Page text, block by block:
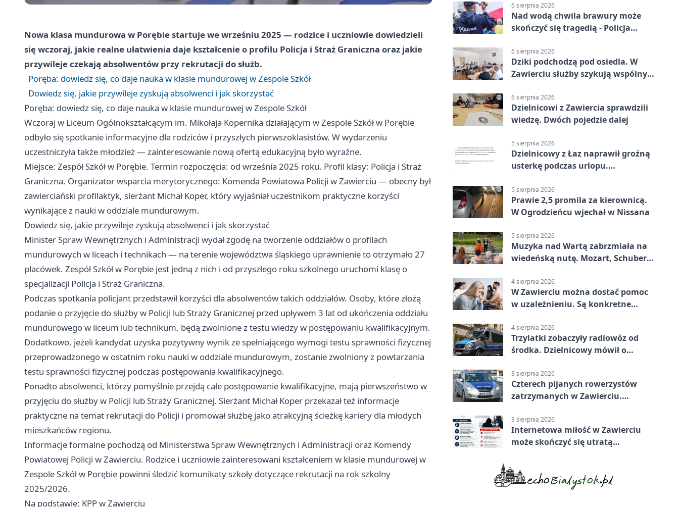
Nowa klasa mundurowa w Porębie startuje we wrześniu 2025 — rodzice i uczniowie dowiedzieli
się wczoraj, jakie realne ułatwienia daje kształcenie o profilu Policja i Straż Graniczna oraz jakie
przywileje czekają absolwentów przy rekrutacji do służb.
Poręba: dowiedz się, co daje nauka w klasie mundurowej w Zespole Szkół
Dowiedz się, jakie przywileje zyskują absolwenci i jak skorzystać
Poręba: dowiedz się, co daje nauka w klasie mundurowej w Zespole Szkół
Wczoraj w Liceum Ogólnokształcącym im. Mikołaja Kopernika działającym w Zespole Szkół w Porębie
odbyło się spotkanie informacyjne dla rodziców i przyszłych pierwszoklasistów. W wydarzeniu
uczestniczyła także młodzież — zainteresowanie nową ofertą edukacyjną było wyraźne.
Miejsce: Zespół Szkół w Porębie. Termin rozpoczęcia: od września 2025 roku. Profil klasy: Policja i Straż
Graniczna. Organizator wsparcia merytorycznego: Komenda Powiatowa Policji w Zawierciu — obecny był
zawierciański profilaktyk, sierżant Michał Koper, który wyjaśniał uczestnikom praktyczne korzyści
wynikające z nauki w oddziale mundurowym.
Dowiedz się, jakie przywileje zyskują absolwenci i jak skorzystać
Minister Spraw Wewnętrznych i Administracji wydał zgodę na tworzenie oddziałów o profilach
mundurowych w liceach i technikach — na terenie województwa śląskiego uprawnienie to otrzymało 27
placówek. Zespół Szkół w Porębie jest jedną z nich i od przyszłego roku szkolnego uruchomi klasę o
specjalizacji Policja i Straż Graniczna.
Podczas spotkania policjant przedstawił korzyści dla absolwentów takich oddziałów. Osoby, które złożą
podanie o przyjęcie do służby w Policji lub Straży Granicznej przed upływem 3 lat od ukończenia oddziału
mundurowego w liceum lub technikum, będą zwolnione z testu wiedzy w postępowaniu kwalifikacyjnym.
Dodatkowo, jeżeli kandydat uzyska pozytywny wynik ze spełniającego wymogi testu sprawności fizycznej
przeprowadzonego w ostatnim roku nauki w oddziale mundurowym, zostanie zwolniony z powtarzania
testu sprawności fizycznej podczas postępowania kwalifikacyjnego.
Ponadto absolwenci, którzy pomyślnie przejdą całe postępowanie kwalifikacyjne, mają pierwszeństwo w
przyjęciu do służby w Policji lub Straży Granicznej. Sierżant Michał Koper przekazał też informacje
praktyczne na temat rekrutacji do Policji i promował służbę jako atrakcyjną ścieżkę kariery dla młodych
mieszkańców regionu.
Informacje formalne pochodzą od Ministerstwa Spraw Wewnętrznych i Administracji oraz Komendy
Powiatowej Policji w Zawierciu. Rodzice i uczniowie zainteresowani kształceniem w klasie mundurowej w
Zespole Szkół w Porębie powinni śledzić komunikaty szkoły dotyczące rekrutacji na rok szkolny
2025/2026.
Na podstawie: KPP w Zawierciu
6 sierpnia 2026
Nad wodą chwila brawury może
skończyć się tragedią - Policja
6 sierpnia 2026
Dziki podchodzą pod osiedla. W
Zawierciu służby szykują wspólny
6 sierpnia 2026
Dzielnicowi z Zawiercia sprawdzili
wiedzę. Dwóch pojedzie dalej
5 sierpnia 2026
Dzielnicowy z Łaz naprawił groźną
usterkę podczas urlopu.
5 sierpnia 2026
Prawie 2,5 promila za kierownicą.
W Ogrodzieńcu wjechał w Nissana
5 sierpnia 2026
Muzyka nad Wartą zabrzmiała na
wiedeńską nutę. Mozart, Schubert i
4 sierpnia 2026
W Zawierciu można dostać pomoc
w uzależnieniu. Są konkretne
4 sierpnia 2026
Trzylatki zobaczyły radiowóz od
środka. Dzielnicowy mówił o
3 sierpnia 2026
Czterech pijanych rowerzystów
zatrzymanych w Zawierciu.
promila
3 sierpnia 2026
Internetowa miłość w Zawierciu
może skończyć się utratą